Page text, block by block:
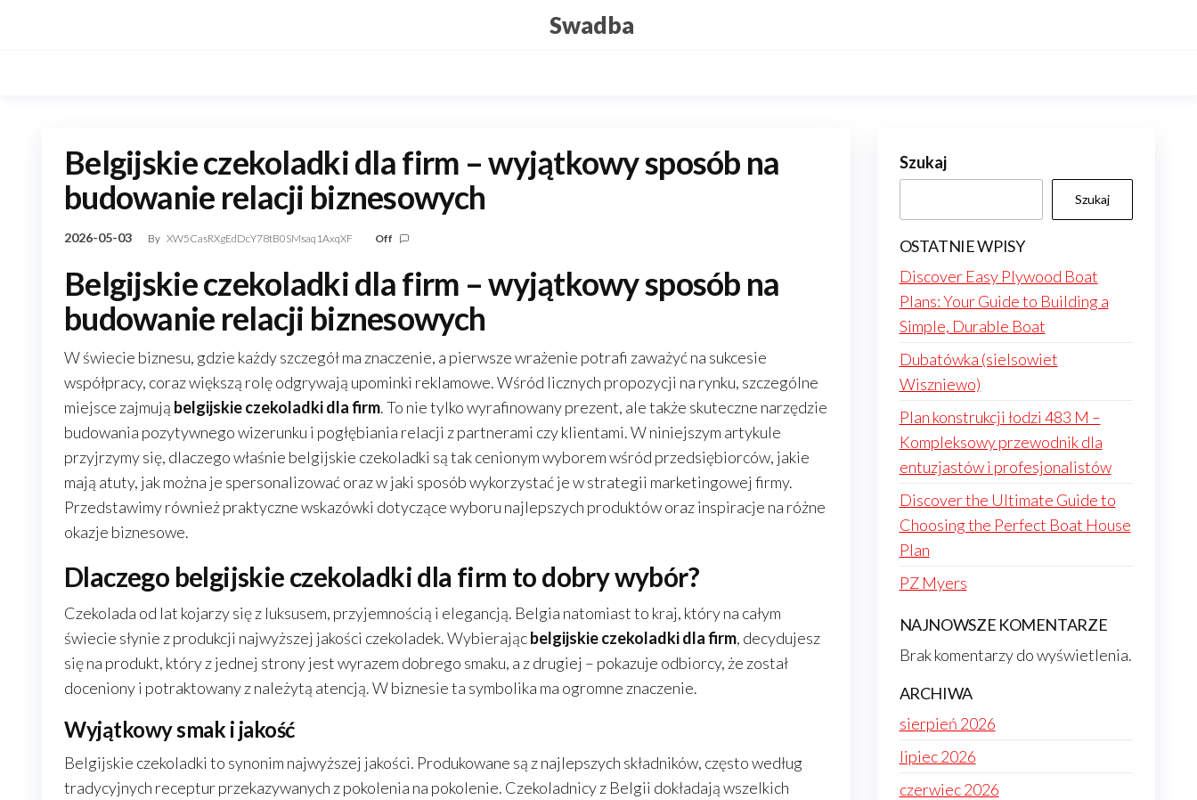
Swadba
Belgijskie czekoladki dla firm – wyjątkowy sposób na
budowanie relacji biznesowych
2026-05-03 By XW5CasRXgEdDcY78tB0SMsaq1AxqXF Off
Belgijskie czekoladki dla firm – wyjątkowy sposób na
budowanie relacji biznesowych
W świecie biznesu, gdzie każdy szczegół ma znaczenie, a pierwsze wrażenie potrafi zaważyć na sukcesie
współpracy, coraz większą rolę odgrywają upominki reklamowe. Wśród licznych propozycji na rynku, szczególne
miejsce zajmują belgijskie czekoladki dla firm. To nie tylko wyrafinowany prezent, ale także skuteczne narzędzie
budowania pozytywnego wizerunku i pogłębiania relacji z partnerami czy klientami. W niniejszym artykule
przyjrzymy się, dlaczego właśnie belgijskie czekoladki są tak cenionym wyborem wśród przedsiębiorców, jakie
mają atuty, jak można je spersonalizować oraz w jaki sposób wykorzystać je w strategii marketingowej firmy.
Przedstawimy również praktyczne wskazówki dotyczące wyboru najlepszych produktów oraz inspiracje na różne
okazje biznesowe.
Dlaczego belgijskie czekoladki dla firm to dobry wybór?
Czekolada od lat kojarzy się z luksusem, przyjemnością i elegancją. Belgia natomiast to kraj, który na całym
świecie słynie z produkcji najwyższej jakości czekoladek. Wybierającbelgijskie czekoladki dla firm, decydujesz
się na produkt, który z jednej strony jest wyrazem dobrego smaku, a z drugiej – pokazuje odbiorcy, że został
doceniony i potraktowany z należytą atencją. W biznesie ta symbolika ma ogromne znaczenie.
Wyjątkowy smak i jakość
Belgijskie czekoladki to synonim najwyższej jakości. Produkowane są z najlepszych składników, często według
tradycyjnych receptur przekazywanych z pokolenia na pokolenie. Czekoladnicy z Belgii dokładają wszelkich
Szukaj
Szukaj
OSTATNIE WPISY
Discover Easy Plywood Boat
Plans: Your Guide to Building a
Simple, Durable Boat
Dubatówka (sielsowiet
Wiszniewo)
Plan konstrukcji łodzi 483 M –
Kompleksowy przewodnik dla
entuzjastów i profesjonalistów
Discover the Ultimate Guide to
Choosing the Perfect Boat House
Plan
PZ Myers
NAJNOWSZE KOMENTARZE
Brak komentarzy do wyświetlenia.
ARCHIWA
sierpień 2026
lipiec 2026
czerwiec 2026